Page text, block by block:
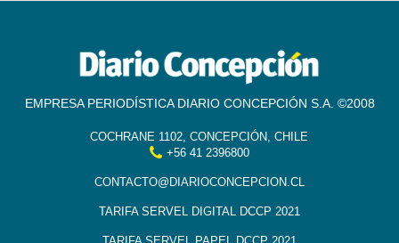
EMPRESA PERIODÍSTICA DIARIO CONCEPCIÓN S.A. ©2008
COCHRANE 1102, CONCEPCIÓN, CHILE
+56 41 2396800
CONTACTO@DIARIOCONCEPCION.CL
TARIFA SERVEL DIGITAL DCCP 2021